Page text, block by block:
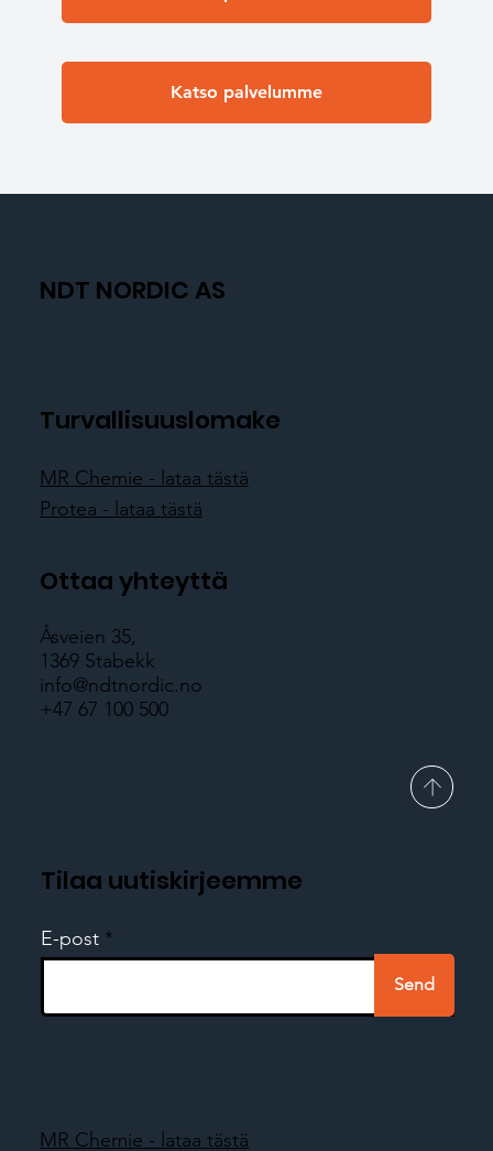
Katso palvelumme
NDT NORDIC AS
Turvallisuuslomake
MR Chemie - lataa tästä
Protea - lataa tästä
Ottaa yhteyttä
Åsveien 35,
1369 Stabekk
info@ndtnordic.no
+47 67 100 500
Tilaa uutiskirjeemme
E-post
Send
MR Chemie - lataa tästä